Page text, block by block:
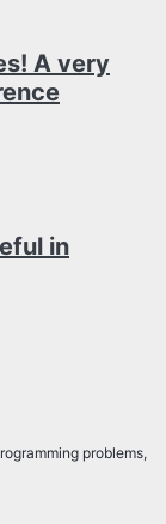
A very
in
problems,